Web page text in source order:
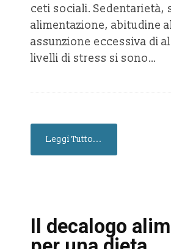
ceti sociali. Sedentarietà,
alimentazione, abitudine
assunzione eccessiva di
livelli di stress si sono…
Leggi Tutto...
Il decalogo